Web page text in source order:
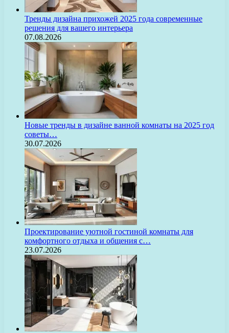
Тренды дизайна прихожей 2025 года современные
решения для вашего интерьера
07.08.2026
Новые тренды в дизайне ванной комнаты на 2025 год
советы…
30.07.2026
Проектирование уютной гостиной комнаты для
комфортного отдыха и общения с…
23.07.2026